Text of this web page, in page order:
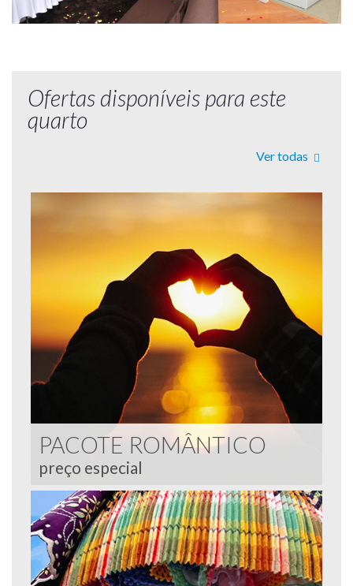
Ofertas disponíveis para este
quarto
Ver todas
PACOTE ROMÂNTICO
preço especial